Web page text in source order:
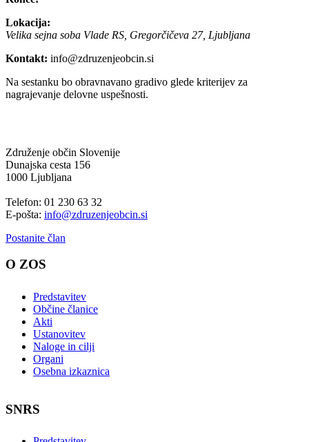
Lokacija:
Velika sejna soba Vlade RS, Gregorčičeva 27, Ljubljana
Kontakt: info@zdruzenjeobcin.si
Na sestanku bo obravnavano gradivo glede kriterijev za
nagrajevanje delovne uspešnosti.
Združenje občin Slovenije
Dunajska cesta 156
1000 Ljubljana
Telefon: 01 230 63 32
E-pošta: info@zdruzenjeobcin.si
Postanite član
O ZOS
Predstavitev
Občine članice
Akti
Ustanovitev
Naloge in cilji
Organi
Osebna izkaznica
SNRS